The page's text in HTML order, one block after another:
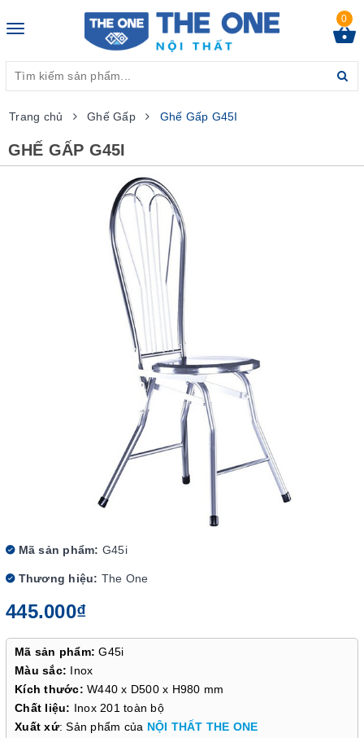
Toggle
0
Trang chủ Ghế Gấp Ghế Gấp G45I
GHẾ GẤP G45I
Mã sản phẩm: G45i
Thương hiệu: The One
445.000₫
Mã sản phẩm: G45i
Màu sắc: Inox
Kích thước: W440 x D500 x H980 mm
Chất liệu: Inox 201 toàn bộ
Xuất xứ: Sản phẩm của NỘI THẤT THE ONE